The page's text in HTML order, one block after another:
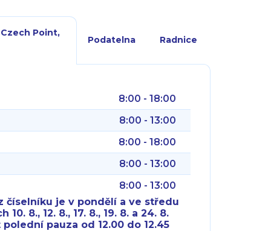
Point,
Podatelna Radnice
8:00 - 18:00
8:00 - 13:00
8:00 - 18:00
8:00 - 13:00
8:00 - 13:00
číselníku je v pondělí a ve středu
10. 8., 12. 8., 17. 8., 19. 8. a 24. 8.
pauza od 12.00 do 12.45